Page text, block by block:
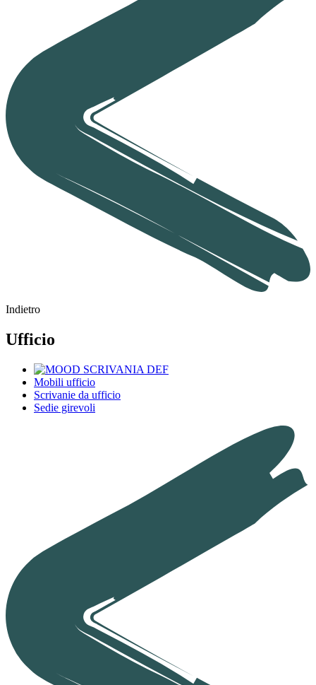
Indietro
Ufficio
Mobili ufficio
Scrivanie da ufficio
Sedie girevoli